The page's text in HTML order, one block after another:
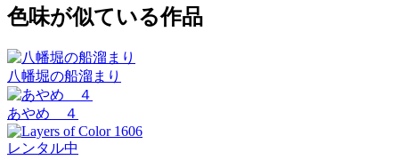
色味が似ている作品
八幡堀の船溜まり
あやめ ４
レンタル中